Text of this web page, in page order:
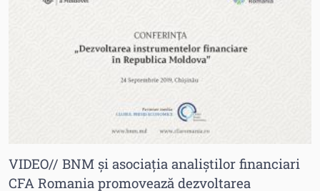
VIDEO// BNM și asociația analiștilor financiari
CFA Romania promovează dezvoltarea